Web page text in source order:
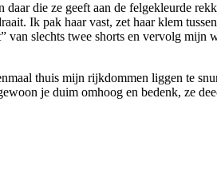
die ze geeft aan de felgekleurde
Ik pak haar vast, zet haar klem
van slechts twee shorts en vervolg mijn
thuis mijn rijkdommen liggen te
je duim omhoog en bedenk, ze